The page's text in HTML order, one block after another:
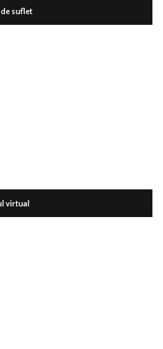
suflet
virtual